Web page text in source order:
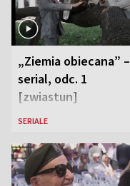
„Ziemia obiecana” –
serial, odc. 1
[zwiastun]
SERIALE